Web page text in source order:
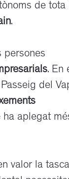
de tota
.
persones
. En
del
ha aplegat
valor la